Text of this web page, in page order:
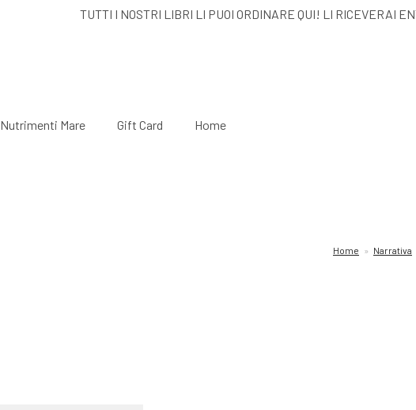
TUTTI I NOSTRI LIBRI LI PUOI ORDINARE QUI! LI
Nutrimenti Mare Gift Card Home
Home » Narrativa